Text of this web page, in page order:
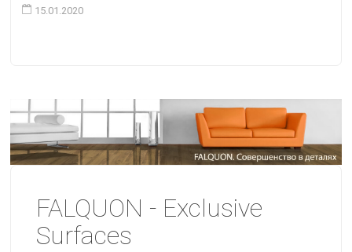
15.01.2020
FALQUON - Exclusive
Surfaces